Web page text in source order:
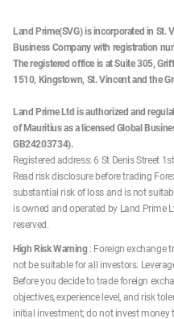
Land Prime(SVG) is incorporated in St.
Business Company with registration
The registered office is at Suite 305,
1510, Kingstown, St. Vincent and the
Land Prime Ltd is authorized and
of Mauritius as a licensed Global
GB24203734).
Registered address: 6 St Denis Street
Read risk disclosure before trading
substantial risk of loss and is not
is owned and operated by Land Prime
reserved.
High Risk Warning: Foreign exchange
not be suitable for all investors.
Before you decide to trade foreign
objectives, experience level, and risk
initial investment; do not invest